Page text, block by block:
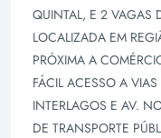
QUINTAL, E 2 VAGAS
LOCALIZADA EM
PRÓXIMA A
FÁCIL ACESSO A
INTERLAGOS E AV.
DE TRANSPORTE